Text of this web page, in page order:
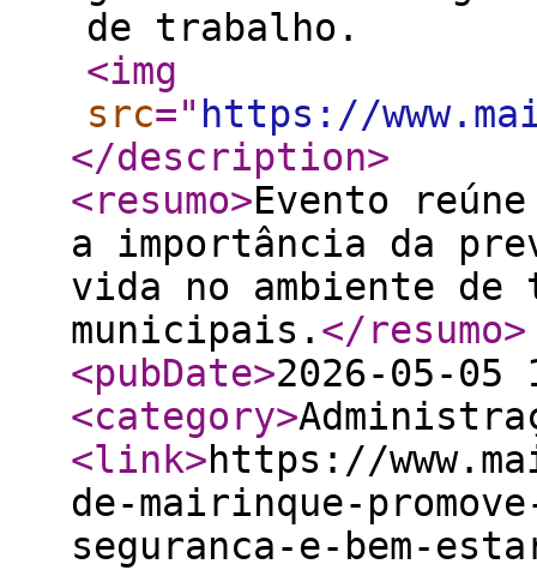
de trabalho.
<img
src=" https://
</description>
<resumo>Evento
a importância da
vida no ambiente
municipais. </resumo>
<pubDate>2026-05-05
<category>
<link>https://
de-mairinque-
seguranca-e-bem-